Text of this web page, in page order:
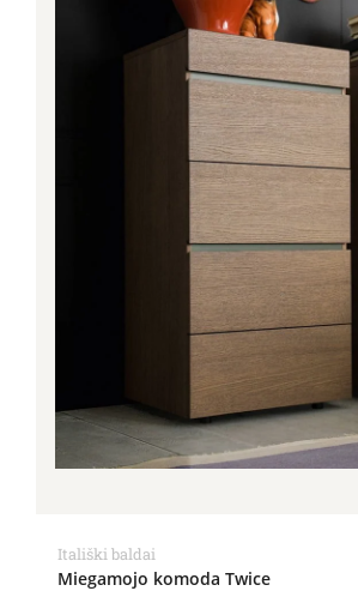
Itališki baldai
Miegamojo komoda Twice